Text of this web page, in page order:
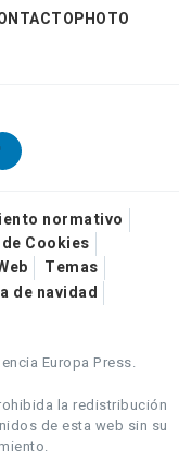
normativo
Cookies
Temas
de navidad
Europa Press.
la redistribución
de esta web sin su